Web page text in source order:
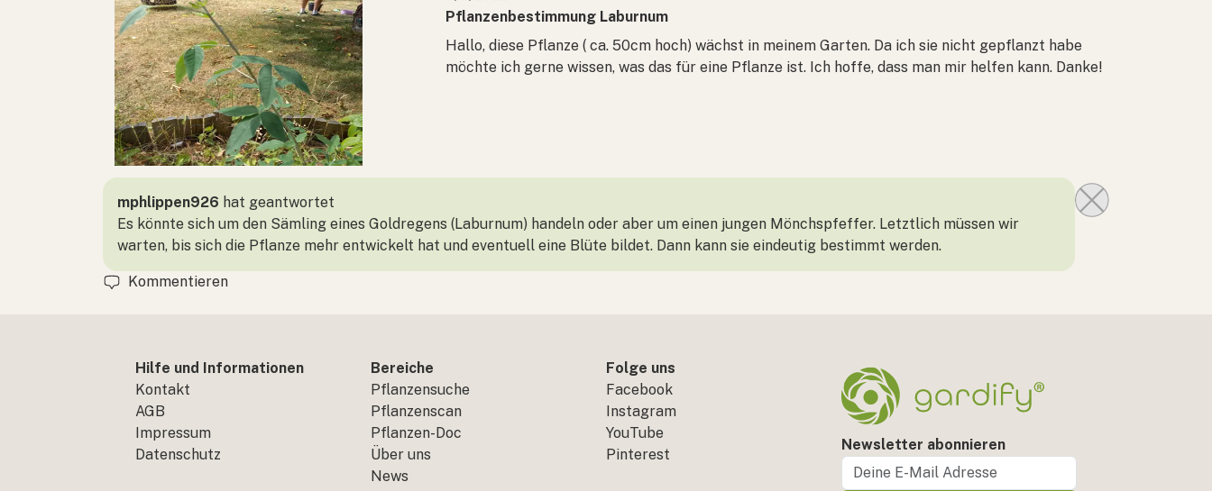
Pflanzenbestimmung Laburnum
Hallo, diese Pflanze ( ca. 50cm hoch) wächst in meinem Garten. Da ich sie nicht gepflanzt habe
möchte ich gerne wissen, was das für eine Pflanze ist. Ich hoffe, dass man mir helfen kann. Danke!
mphlippen926 hat geantwortet
Es könnte sich um den Sämling eines Goldregens (Laburnum) handeln oder aber um einen jungen Mönchspfeffer. Letztlich müssen wir
warten, bis sich die Pflanze mehr entwickelt hat und eventuell eine Blüte bildet. Dann kann sie eindeutig bestimmt werden.
Kommentieren
Hilfe und Informationen
Kontakt
AGB
Impressum
Datenschutz
Bereiche
Pflanzensuche
Pflanzenscan
Pflanzen-Doc
Über uns
News
Folge uns
Facebook
Instagram
YouTube
Pinterest
Newsletter abonnieren